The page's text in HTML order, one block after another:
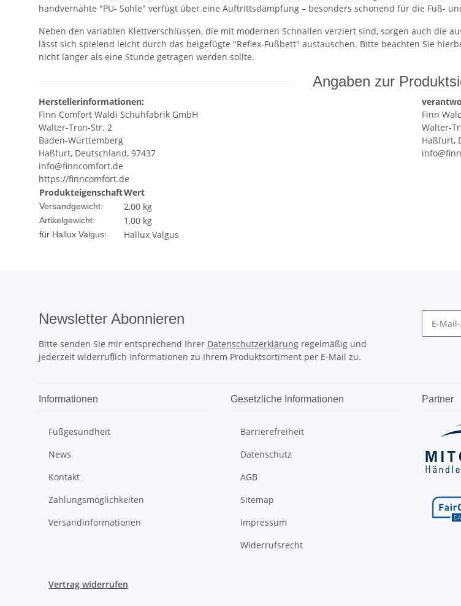
handvernähte "PU- Sohle" verfügt über eine Auftrittsdämpfung – besonders schonend für die Fuß-
Neben den variablen Klettverschlüssen, die mit modernen Schnallen verziert sind, sorgen auch die
lässt sich spielend leicht durch das beigefügte "Reflex-Fußbett" austauschen. Bitte beachten Sie
nicht länger als eine Stunde getragen werden sollte.
Angaben zur
Herstellerinformationen:
Finn Comfort Waldi Schuhfabrik GmbH
Walter-Tron-Str. 2
Baden-Württemberg
Haßfurt, Deutschland, 97437
info@finncomfort.de
https://finncomfort.de
Finn
Walter-
Haßfurt,
ProdukteigenschaftWert
Versandgewicht: 2,00 kg
Artikelgewicht: 1,00 kg
für Hallux Valgus: Hallux Valgus
Newsletter Abonnieren
Bitte senden Sie mir entsprechend Ihrer Datenschutzerklärung regelmäßig und
jederzeit widerruflich Informationen zu Ihrem Produktsortiment per E-Mail zu.
Informationen
Fußgesundheit
News
Kontakt
Zahlungsmöglichkeiten
Versandinformationen
Gesetzliche Informationen
Barrierefreiheit
Datenschutz
AGB
Sitemap
Impressum
Widerrufsrecht
Partner
Vertrag widerrufen